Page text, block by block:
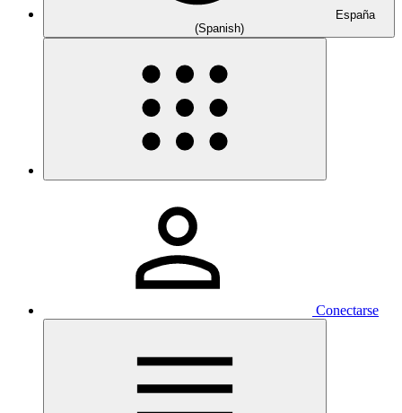
España
(Spanish)
Conectarse